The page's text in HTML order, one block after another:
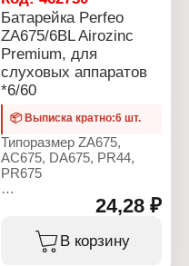
Батарейка Perfeo
ZA675/6BL Airozinc
Premium, для
слуховых аппаратов
*6/60
📦 Выписка кратно:6 шт.
Типоразмер ZA675,
AC675, DA675, PR44,
PR675
Характеристики:
Серия: Airozinc Premium
Тип товара: Батарейка
24,28 ₽
В корзину